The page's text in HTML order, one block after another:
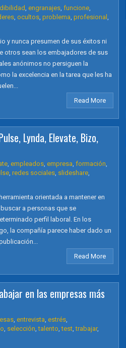
, engranajes, funcione,
, ocultos, problema, profesional ,
y nunca presumen de sus éxitos ni
otros sean los embajadores de sus
anónimos no persiguen la
la excelencia en la tarea que les ha
Read More
Lynda, Elevate, Bizo,
, empleados, empresa, formación,
, redes sociales, slideshare,
orientada a mantener en
a personas que se
perfil laboral. En los
la compañía parece haber dado un
Read More
en las empresas más
, entrevista, estrés,
, selección,talento,test,trabajar,